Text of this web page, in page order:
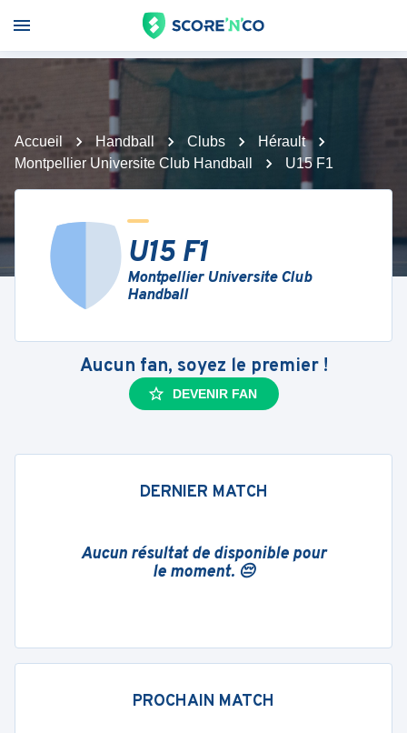
Accueil Handball Clubs
Hérault
Montpellier Universite Club Handball
U15 F1
U15 F1
Montpellier Universite Club
Handball
Aucun fan, soyez le premier !
DEVENIR FAN
DERNIER MATCH
Aucun résultat de disponible pour
le moment. 😔
PROCHAIN MATCH